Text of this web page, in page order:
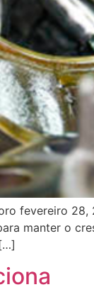
fevereiro 28,
manter o